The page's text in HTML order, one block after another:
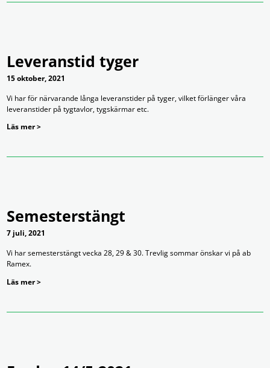
Leveranstid tyger
15 oktober, 2021
Vi har för närvarande långa leveranstider på tyger, vilket förlänger våra
leveranstider på tygtavlor, tygskärmar etc.
Läs mer >
Semesterstängt
7 juli, 2021
Vi har semesterstängt vecka 28, 29 & 30. Trevlig sommar önskar vi på ab
Ramex.
Läs mer >